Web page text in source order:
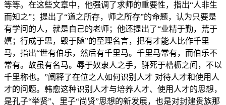
等等。在这些文章中，他强调了求师的重要性，指出“人非生
而知之”；提出了“道之所存，师之所存”的命题，认为只要是
有学问的人，就是自己的老师；他还提出了“业精于勤，荒于
嬉；行成于思，毁于随”的至理名言，把有才能人比作千里
马，指出“世有伯乐，然后有千里马。千里马常有，而伯乐不
常有。故虽有名马。辱于奴隶人之手，骈死于槽枥之间，不以
千里称也。”阐释了在位之人如何识别人才 对待人才和使用人
才的问题。韩愈这种识别人才与培养人才、使用人才的思想，
是孔子“举贤”、里子“尚贤”思想的新发展，也是对封建贵族那